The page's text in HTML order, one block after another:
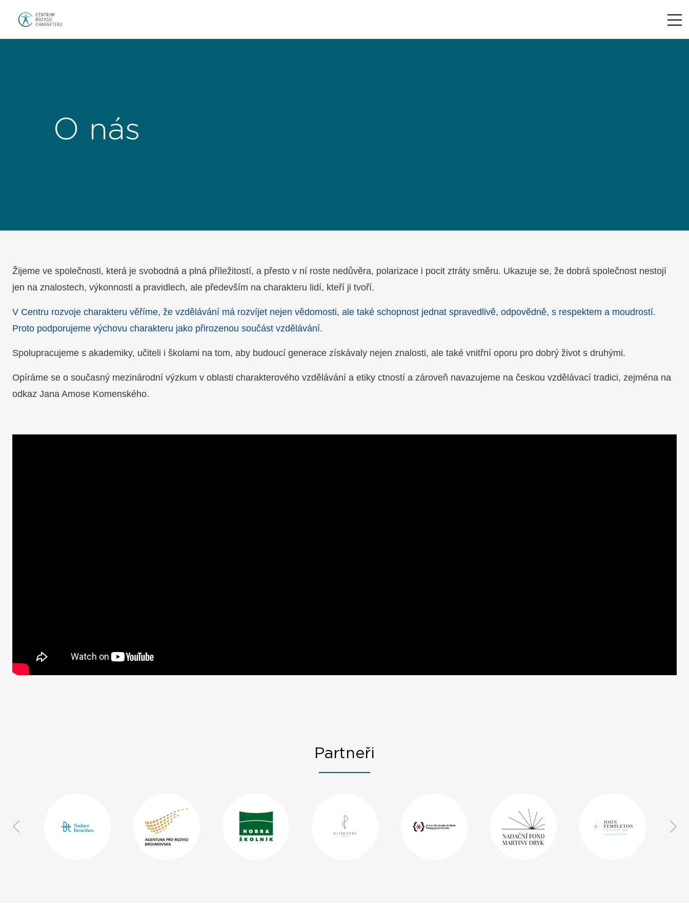
O nás
Žijeme ve společnosti, která je svobodná a plná příležitostí, a přesto v ní roste nedůvěra, polarizace i pocit ztráty směru. Ukazuje se, že dobrá společnost nestojí
jen na znalostech, výkonnosti a pravidlech, ale především na charakteru lidí, kteří ji tvoří.
V Centru rozvoje charakteru věříme, že vzdělávání má rozvíjet nejen vědomosti, ale také schopnost jednat spravedlivě, odpovědně, s respektem a moudrostí.
Proto podporujeme výchovu charakteru jako přirozenou součást vzdělávání.
Spolupracujeme s akademiky, učiteli i školami na tom, aby budoucí generace získávaly nejen znalosti, ale také vnitřní oporu pro dobrý život s druhými.
Opíráme se o současný mezinárodní výzkum v oblasti charakterového vzdělávání a etiky ctností a zároveň navazujeme na českou vzdělávací tradici, zejména na
odkaz Jana Amose Komenského.
Partneři